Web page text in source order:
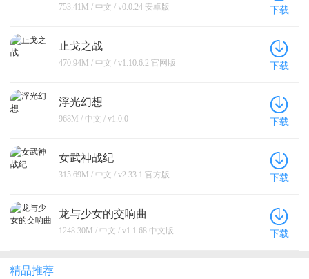
753.41M / 中文 / v0.0.24 安卓版 下载
止戈之战
470.94M / 中文 / v1.10.6.2 官网版 下载
浮光幻想
968M / 中文 / v1.0.0 下载
女武神战纪
315.69M / 中文 / v2.33.1 官方版 下载
龙与少女的交响曲
1248.30M / 中文 / v1.1.68 中文版 下载
精品推荐